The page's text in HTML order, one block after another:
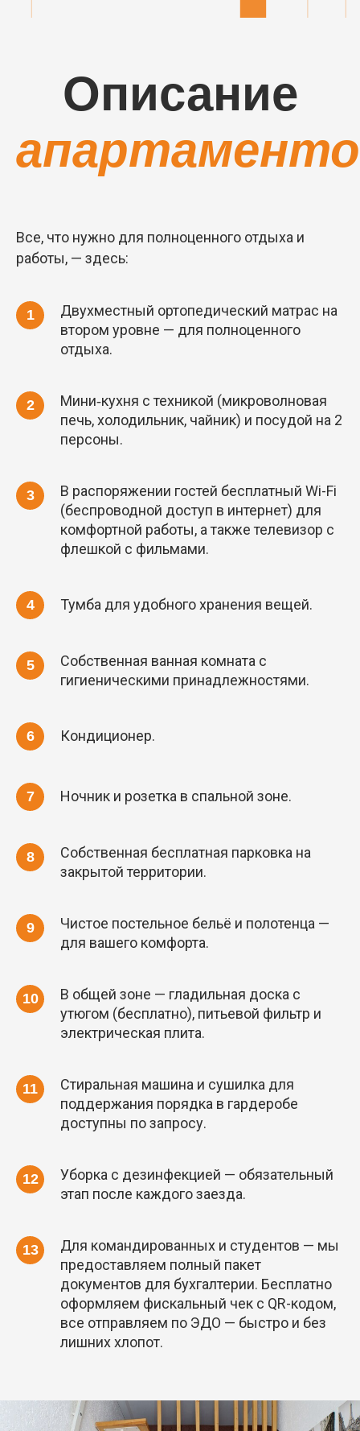
Описание
Все, что нужно для полноценного отдыха и
работы, — здесь:
Двухместный ортопедический матрас на
втором уровне — для полноценного
отдыха.
Мини‑кухня с техникой (микроволновая
печь, холодильник, чайник) и посудой на 2
персоны.
В распоряжении гостей бесплатный Wi-Fi
(беспроводной доступ в интернет) для
комфортной работы, а также телевизор с
флешкой с фильмами.
Тумба для удобного хранения вещей.
Собственная ванная комната с
гигиеническими принадлежностями.
Кондиционер.
Ночник и розетка в спальной зоне.
Собственная бесплатная парковка на
закрытой территории.
Чистое постельное бельё и полотенца —
для вашего комфорта.
В общей зоне — гладильная доска с
утюгом (бесплатно), питьевой фильтр и
электрическая плита.
Стиральная машина и сушилка для
поддержания порядка в гардеробе
доступны по запросу.
Уборка с дезинфекцией — обязательный
этап после каждого заезда.
Для командированных и студентов — мы
предоставляем полный пакет
документов для бухгалтерии. Бесплатно
оформляем фискальный чек с QR-кодом,
все отправляем по ЭДО — быстро и без
лишних хлопот.